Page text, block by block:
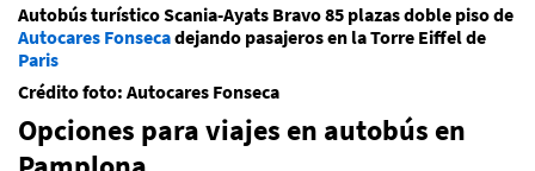
Autobús turístico Scania-Ayats Bravo 85 plazas doble piso de
Autocares Fonsecadejando pasajeros en la Torre Eiffel de
Paris
Crédito foto: Autocares Fonseca
Opciones para viajes en autobús en